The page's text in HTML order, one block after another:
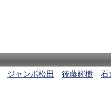
ジャンボ松田 後藤輝樹 石